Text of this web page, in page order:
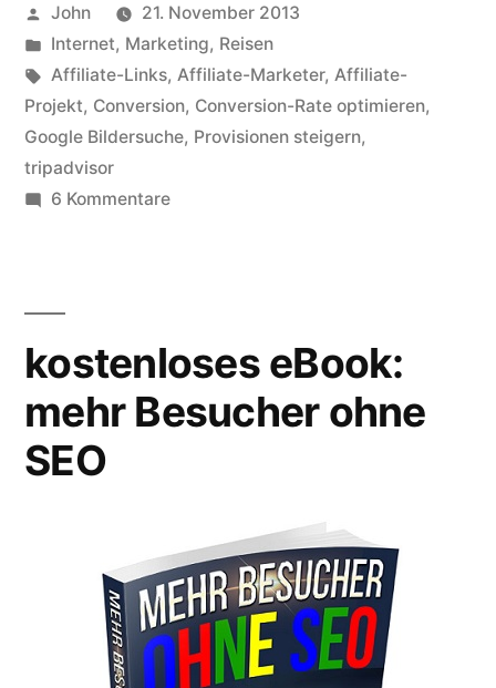
dem
Affiliate-
Projekt“
Veröffentlicht
von
John
21. November 2013
Veröffentlicht
in
Internet, Marketing, Reisen
Schlagwörter:
Affiliate-Links, Affiliate-Marketer, Affiliate-
Projekt, Conversion, Conversion-Rate optimieren,
Google Bildersuche, Provisionen steigern,
tripadvisor
6 Kommentarezu
Affiliate-
Projekt
kostenloses eBook:
mehr Besucher ohne
SEO